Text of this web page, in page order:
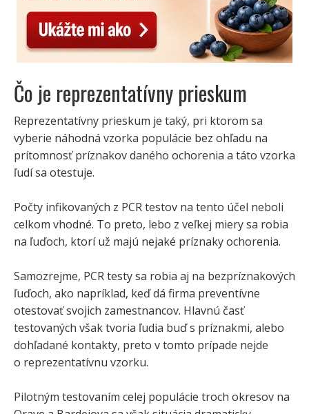
Čo je reprezentatívny prieskum
Reprezentatívny prieskum je taký, pri ktorom sa
vyberie náhodná vzorka populácie bez ohľadu na
prítomnosť príznakov daného ochorenia a táto vzorka
ľudí sa otestuje.
Počty infikovaných z PCR testov na tento účel neboli
celkom vhodné. To preto, lebo z veľkej miery sa robia
na ľuďoch, ktorí už majú nejaké príznaky ochorenia.
Samozrejme, PCR testy sa robia aj na bezpríznakových
ľuďoch, ako napríklad, keď dá firma preventívne
otestovať svojich zamestnancov. Hlavnú časť
testovaných však tvoria ľudia buď s príznakmi, alebo
dohľadané kontakty, preto v tomto prípade nejde
o reprezentatívnu vzorku.
Pilotným testovaním celej populácie troch okresov na